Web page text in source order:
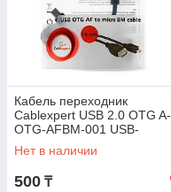
Кабель переходник
Cablexpert USB 2.0 OTG A-
OTG-AFBM-001 USB-
MicroUSB, 0.15м, пакет
Нет в наличии
500 ₸